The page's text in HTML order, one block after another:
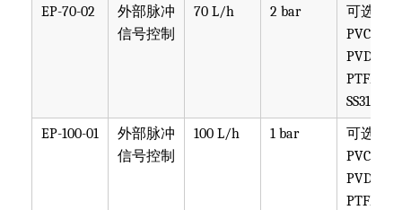
EP-70-02
外部脉冲
信号控制
70 L/h 2 bar
可选
PVC,
PVDF,
PTFE,
SS316
EP-100-01
外部脉冲
信号控制
100 L/h 1 bar
可选
PVC,
PVDF,
PTFE,